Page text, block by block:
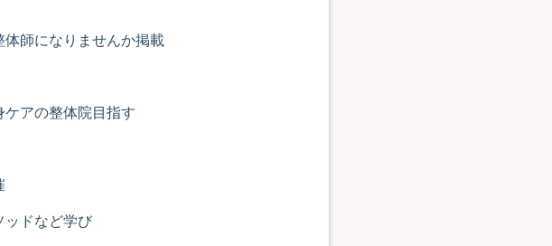
師になりませんか掲載
アの整体院目指す
ドなど学び